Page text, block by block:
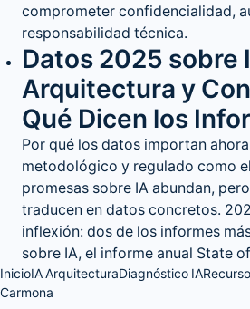
comprometer confidencialidad,
responsabilidad técnica.
Datos 2025 sobre
Arquitectura y
Qué Dicen los
Por qué los datos importan
metodológico y regulado como
promesas sobre IA abundan,
traducen en datos concretos.
inflexión: dos de los informes
sobre IA, el informe anual State
InicioIA ArquitecturaDiagnóstico IA
Carmona